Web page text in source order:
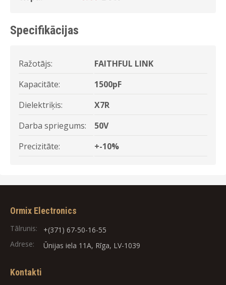
Specifikācijas
Ražotājs:
FAITHFUL LINK
Kapacitāte:
1500pF
Dielektriķis:
X7R
Darba spriegums:
50V
Precizitāte:
+-10%
Ormix Electronics
Tālrunis:
+(371) 67-50-16-55
Adrese:
Ūnijas iela 11A, Rīga, LV-1039
Kontakti